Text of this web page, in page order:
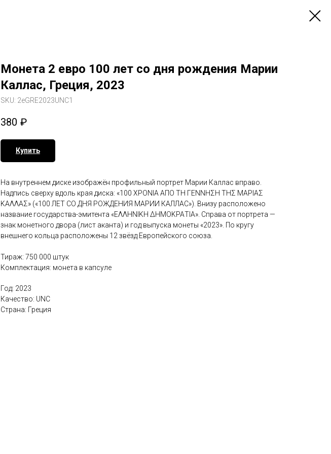
Монета 2 евро 100 лет со дня рождения Марии
Каллас, Греция, 2023
SKU: 2eGRE2023UNC1
380 ₽
Купить
На внутреннем диске изображён профильный портрет Марии Каллас вправо.
Надпись сверху вдоль края диска: «100 ΧΡΟΝΙΑ ΑΠΟ ΤΗ ΓΕΝΝΗΣΗ ΤΗΣ ΜΑΡΙΑΣ
ΚΑΛΛΑΣ» («100 ЛЕТ СО ДНЯ РОЖДЕНИЯ МАРИИ КАЛЛАС»). Внизу расположено
название государства-эмитента «ΕΛΛΗΝΙΚΗ ΔΗΜΟΚΡΑΤΙΑ». Справа от портрета —
знак монетного двора (лист аканта) и год выпуска монеты «2023». По кругу
внешнего кольца расположены 12 звёзд Европейского союза.
Тираж: 750 000 штук
Комплектация: монета в капсуле
Год: 2023
Качество: UNC
Страна: Греция